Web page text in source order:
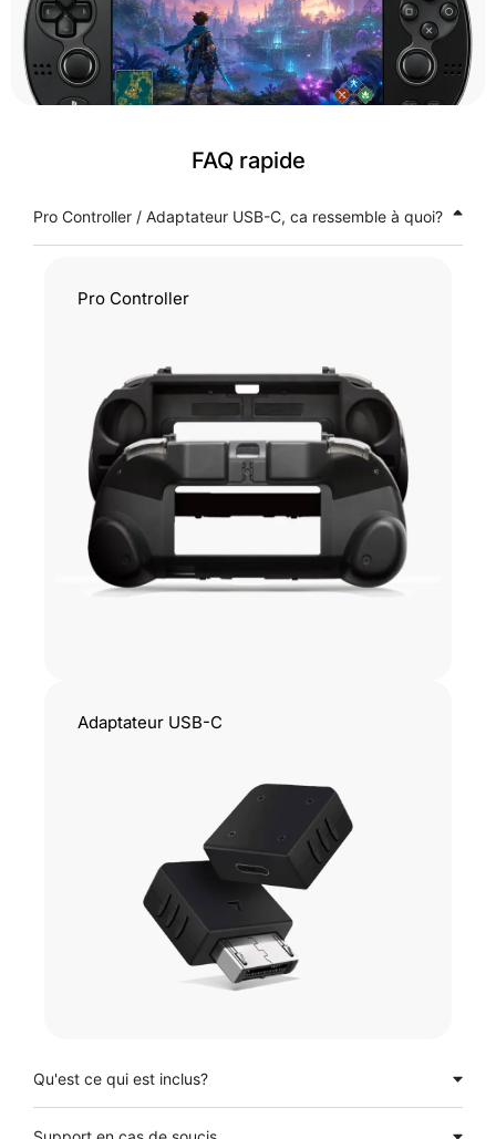
FAQ rapide
Pro Controller / Adaptateur USB-C, ca ressemble à quoi?
Pro Controller
Adaptateur USB-C
Qu'est ce qui est inclus?